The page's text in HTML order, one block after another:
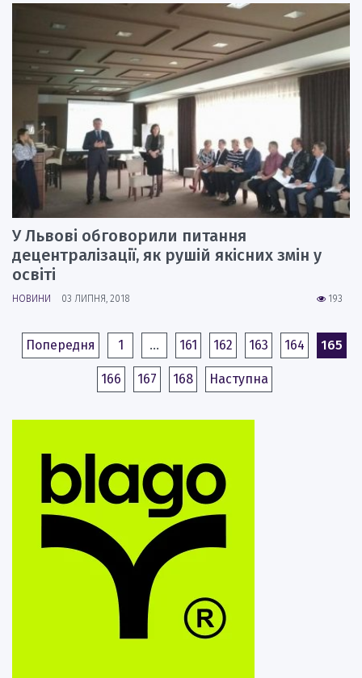
У Львові обговорили питання
децентралізації, як рушій якісних змін у
освіті
193
НОВИНИ 03 ЛИПНЯ, 2018
Попередня 1 … 161 162 163 164 165
166 167 168 Наступна